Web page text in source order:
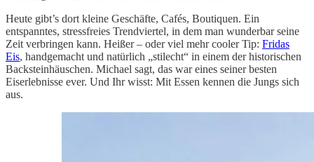
Heute gibt’s dort kleine Geschäfte, Cafés, Boutiquen. Ein
entspanntes, stressfreies Trendviertel, in dem man wunderbar seine
Zeit verbringen kann. Heißer – oder viel mehr cooler Tip: Fridas
Eis, handgemacht und natürlich „stilecht“ in einem der historischen
Backsteinhäuschen. Michael sagt, das war eines seiner besten
Eiserlebnisse ever. Und Ihr wisst: Mit Essen kennen die Jungs sich
aus.